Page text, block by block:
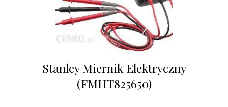
Stanley Miernik Elektryczny
(FMHT825650)